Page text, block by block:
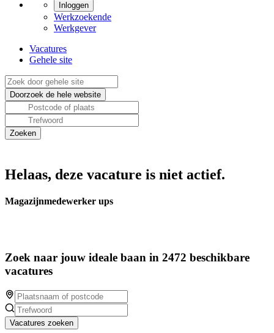
Inloggen
Werkzoekende
Werkgever
Vacatures
Gehele site
Helaas, deze vacature is niet actief.
Magazijnmedewerker ups
Zoek naar jouw ideale baan in 2472 beschikbare
vacatures
Vacatures zoeken